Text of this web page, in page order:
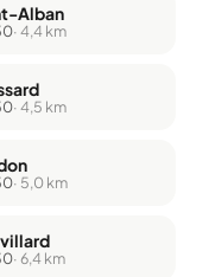
Alban
· 4,4 km
· 4,5 km
· 5,0 km
· 6,4 km